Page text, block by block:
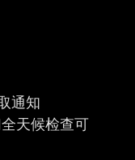
通知
天候检查可